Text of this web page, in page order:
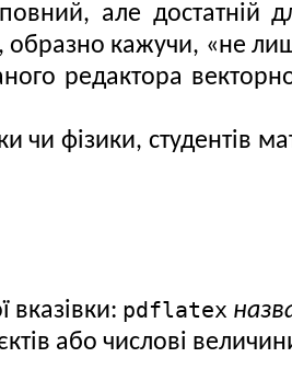
але достатній
образно кажучи, «не
редактора
фізики, студентів
вказівки: pdflatex
або числові